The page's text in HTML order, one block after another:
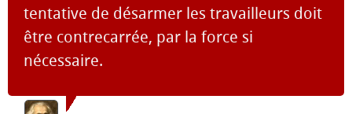
tentative de désarmer les travailleurs doit
être contrecarrée, par la force si
nécessaire.